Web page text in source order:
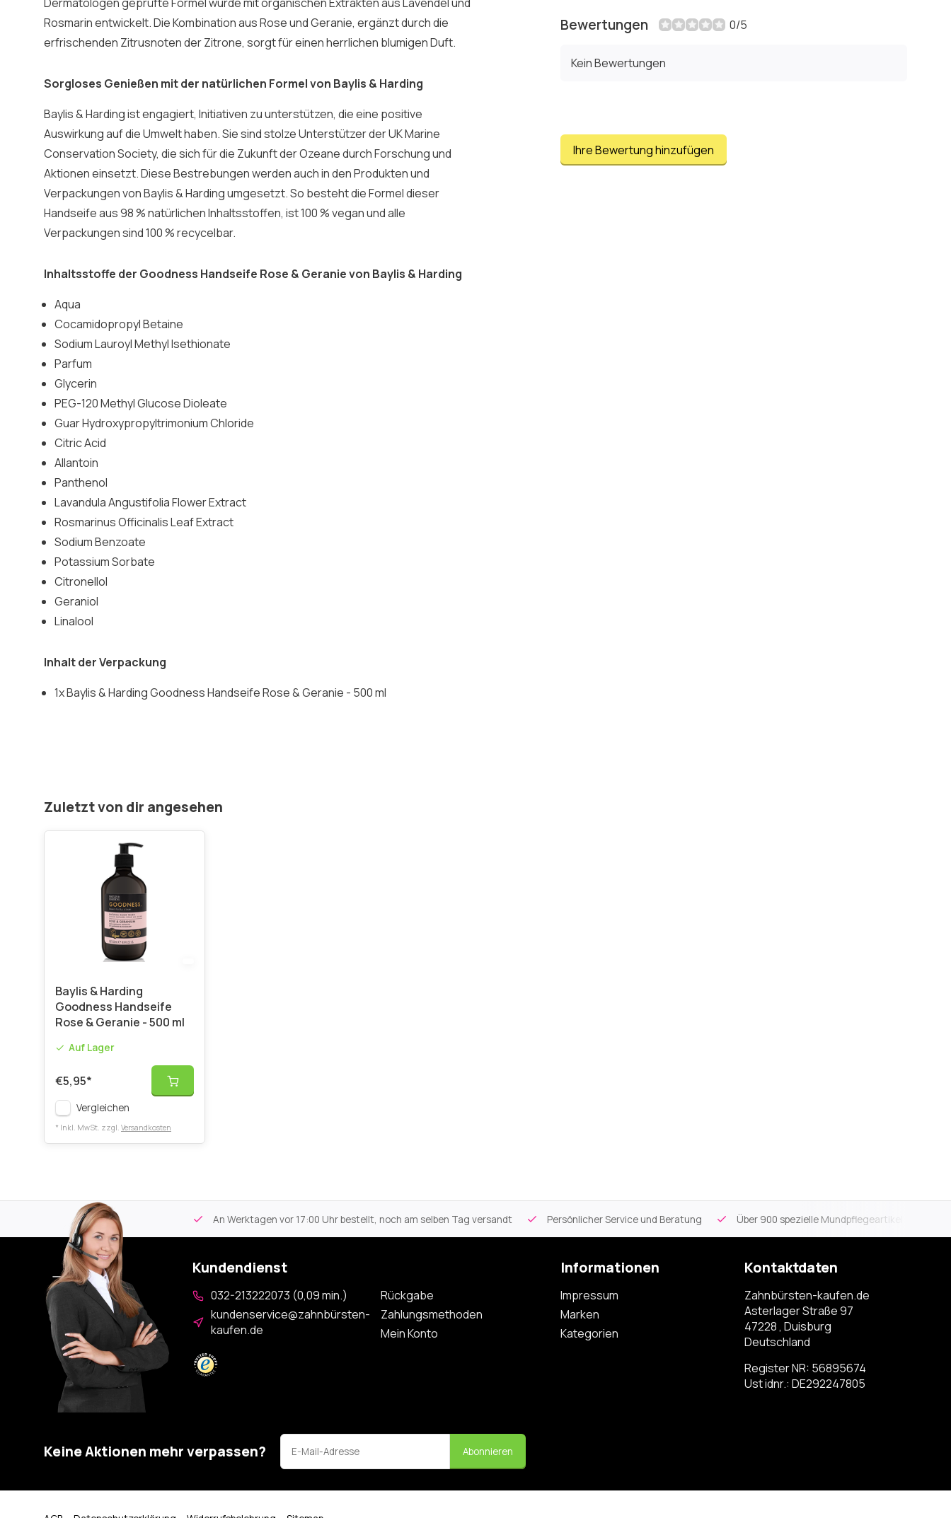
Rosmarin entwickelt. Die Kombination aus Rose und Geranie, ergänzt durch die
erfrischenden Zitrusnoten der Zitrone, sorgt für einen herrlichen blumigen Duft.
Sorgloses Genießen mit der natürlichen Formel von Baylis & Harding
Baylis & Harding ist engagiert, Initiativen zu unterstützen, die eine positive
Auswirkung auf die Umwelt haben. Sie sind stolze Unterstützer der UK Marine
Conservation Society, die sich für die Zukunft der Ozeane durch Forschung und
Aktionen einsetzt. Diese Bestrebungen werden auch in den Produkten und
Verpackungen von Baylis & Harding umgesetzt. So besteht die Formel dieser
Handseife aus 98 % natürlichen Inhaltsstoffen, ist 100 % vegan und alle
Verpackungen sind 100 % recycelbar.
Inhaltsstoffe der Goodness Handseife Rose & Geranie von Baylis & Harding
Aqua
Cocamidopropyl Betaine
Sodium Lauroyl Methyl Isethionate
Parfum
Glycerin
PEG-120 Methyl Glucose Dioleate
Guar Hydroxypropyltrimonium Chloride
Citric Acid
Allantoin
Panthenol
Lavandula Angustifolia Flower Extract
Rosmarinus Officinalis Leaf Extract
Sodium Benzoate
Potassium Sorbate
Citronellol
Geraniol
Linalool
Inhalt der Verpackung
1x Baylis & Harding Goodness Handseife Rose & Geranie - 500 ml
Bewertungen 0/5
Kein Bewertungen
Ihre Bewertung hinzufügen
Zuletzt von dir angesehen
Baylis & Harding
Goodness Handseife
Rose & Geranie - 500 ml
Auf Lager
€5,95*
Vergleichen
* Inkl. MwSt. zzgl. Versandkosten
Kostenloser Versand An Werktagen vor 17:00 Uhr bestellt, noch am selben Tag versandt Persönlicher Service und Beratung Über 900 spezielle Mundpflegeartikel
Kundendienst
032-213222073 (0,09 min.)
kundenservice@zahnbürsten-
kaufen.de
Rückgabe
Zahlungsmethoden
Mein Konto
Informationen
Impressum
Marken
Kategorien
Kontaktdaten
Zahnbürsten-kaufen.de
Asterlager Straße 97
47228 , Duisburg
Deutschland
Register NR: 56895674
Ust idnr.: DE292247805
Keine Aktionen mehr verpassen? Abonnieren